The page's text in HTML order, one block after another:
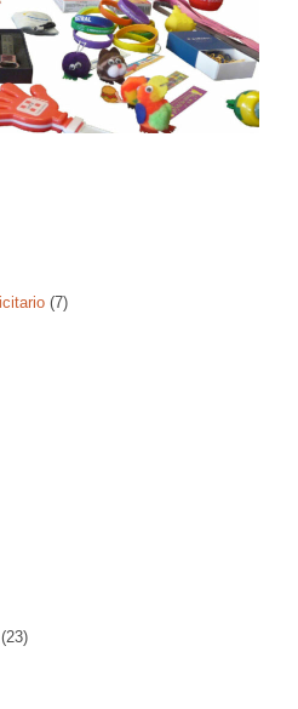
(7)
(23)